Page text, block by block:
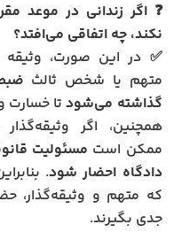
❓ اگر زندانی در موعد
نکند، چه اتفاقی می‌افتد؟
✅ در این صورت،
متهم یا شخص ثالث
گذاشته می‌شودتا خسارت
همچنین، اگر
ممکن است مسئولیت
دادگاه احضار شود.
که متهم و وثیقه‌گذار،
جدی بگیرند.